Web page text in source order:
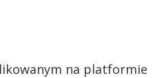
na platformie